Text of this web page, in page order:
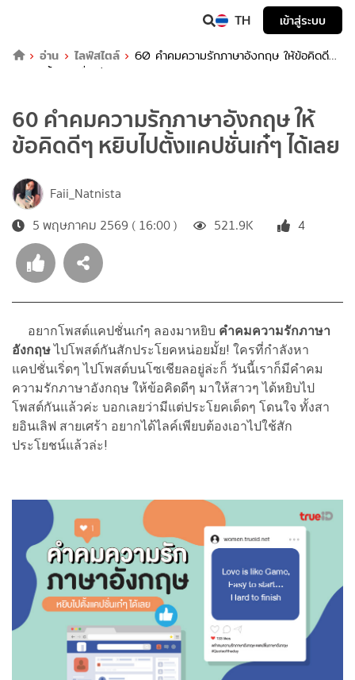
TH
เข้าสู่ระบบ
อ่าน
ไลฟ์สไตล์
60 คำคมความรักภาษาอังกฤษ ให้ข้อคิดดีๆ
หยิบไปตั้งแคปชั่นเก๋ๆ ได้เลย
60 คำคมความรักภาษาอังกฤษ ให้
ข้อคิดดีๆ หยิบไปตั้งแคปชั่นเก๋ๆ ได้เลย
Faii_Natnista
5 พฤษภาคม 2569 ( 16:00 )
521.9K 4
อยากโพสต์แคปชั่นเก๋ๆ ลองมาหยิบ คำคมความรักภาษา
อังกฤษไปโพสต์กันสักประโยคหน่อยมั้ย! ใครที่กำลังหา
แคปชั่นเริ่ดๆ ไปโพสต์บนโซเชียลอยู่ล่ะก็ วันนี้เราก็มีคำคม
ความรักภาษาอังกฤษ ให้ข้อคิดดีๆ มาให้สาวๆ ได้หยิบไป
โพสต์กันแล้วค่ะ บอกเลยว่ามีแต่ประโยคเด็ดๆ โดนใจ ทั้งสา
ยอินเลิฟ สายเศร้า อยากได้ไลค์เพียบต้องเอาไปใช้สัก
ประโยชน์แล้วล่ะ!